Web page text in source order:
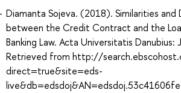
Diamanta Sojeva. (2018). Similarities
between the Credit Contract and the
Banking Law. Acta Universitatis Danubius:
Retrieved from http://
direct=true&site=eds-